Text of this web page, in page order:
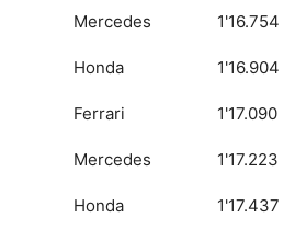
Mercedes 1'16.754
Honda 1'16.904
Ferrari 1'17.090
Mercedes 1'17.223
Honda 1'17.437